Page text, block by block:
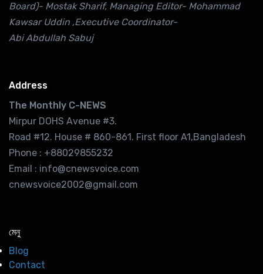
Board)- Mostak Sharif, Managing Editor- Mohammad
Kawsar Uddin ,Executive Coordinator-
Abi Abdullah Sabuj
Address
The Monthly C-NEWS
Mirpur DOHS Avenue #3.
Road #12. House # 860-861. First floor A1,Bangladesh
Phone : +88029855232
Email : info@cnewsvoice.com
cnewsvoice2002@gmail.com
মেনু
Blog
Contact